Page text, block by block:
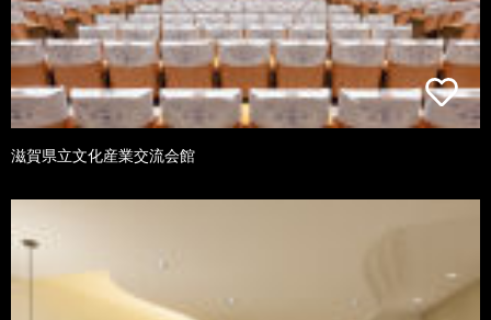
滋賀県立文化産業交流会館